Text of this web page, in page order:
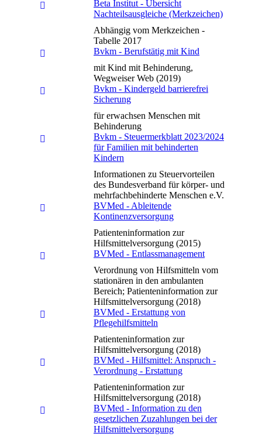
Beta Institut - Übersicht
Nachteilsausgleiche (Merkzeichen)
Abhängig vom Merkzeichen -
Tabelle 2017
Bvkm - Berufstätig mit Kind
mit Kind mit Behinderung,
Wegweiser Web (2019)
Bvkm - Kindergeld barrierefrei
Sicherung
für erwachsen Menschen mit
Behinderung
Bvkm - Steuermerkblatt 2023/2024
für Familien mit behinderten
Kindern
Informationen zu Steuervorteilen
des Bundesverband für körper- und
mehrfachbehinderte Menschen e.V.
BVMed - Ableitende
Kontinenzversorgung
Patienteninformation zur
Hilfsmittelversorgung (2015)
BVMed - Entlassmanagement
Verordnung von Hilfsmitteln vom
stationären in den ambulanten
Bereich; Patienteninformation zur
Hilfsmittelversorgung (2018)
BVMed - Erstattung von
Pflegehilfsmitteln
Patienteninformation zur
Hilfsmittelversorgung (2018)
BVMed - Hilfsmittel: Anspruch -
Verordnung - Erstattung
Patienteninformation zur
Hilfsmittelversorgung (2018)
BVMed - Information zu den
gesetzlichen Zuzahlungen bei der
Hilfsmittelversorgung